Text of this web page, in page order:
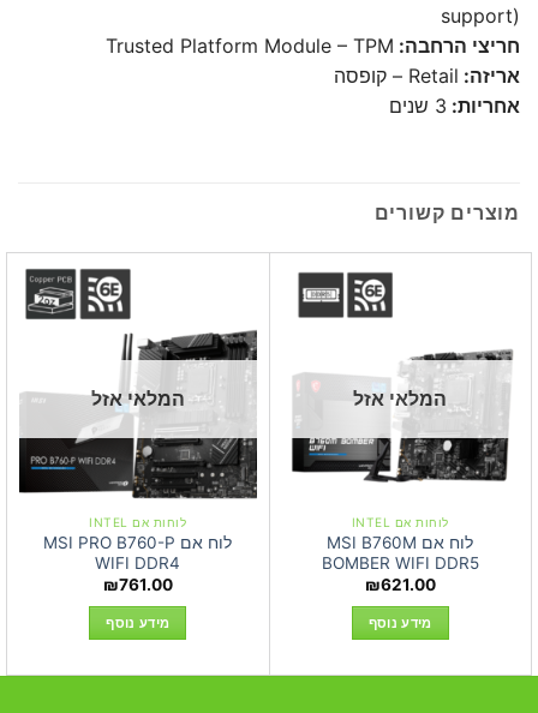
support)
חריצי הרחבה: Trusted Platform Module – TPM
אריזה: Retail – קופסה
אחריות: 3 שנים
מוצרים קשורים
המלאי אזל
לוחות אם INTEL
לוח אם MSI B760M
BOMBER WIFI DDR5
₪621.00
מידע נוסף
המלאי אזל
לוחות אם INTEL
לוח אם MSI PRO B760-P
WIFI DDR4
₪761.00
מידע נוסף